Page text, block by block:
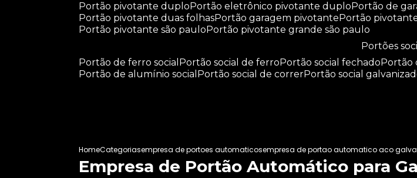
portão pivotante duplo
portão eletrônico pivotante duplo portão de
portão pivotante duas folhas
portão garagem pivotante portão
portão pivotante são paulo
portão pivotante grande são paulo
portões
portão de ferro social
portão social de ferro portão social fechado
portão de alumínio social
portão social de correr portão social
HomeCategoriasempresa de portoes automaticosempresa de portao automatico aco
Empresa de Portão Automático para